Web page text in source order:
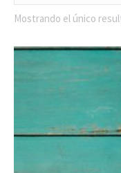
Mostrando el único